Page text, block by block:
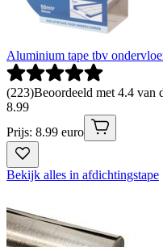
Aluminium tape tbv
(223)Beoordeeld met 4.4 van
8.99
Prijs: 8.99 euro
Bekijk alles in afdichtingstape